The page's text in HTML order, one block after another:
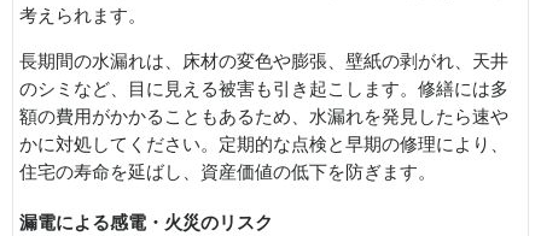
考えられます。
長期間の水漏れは、床材の変色や膨張、壁紙の剥がれ、天井
のシミなど、目に見える被害も引き起こします。修繕には多
額の費用がかかることもあるため、水漏れを発見したら速や
かに対処してください。定期的な点検と早期の修理により、
住宅の寿命を延ばし、資産価値の低下を防ぎます。
漏電による感電・火災のリスク